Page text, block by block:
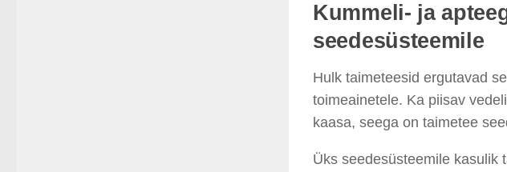
Kummeli- ja
seedesüsteemile
Hulk taimeteesid ergutavad
toimeainetele. Ka piisav
kaasa, seega on taimetee
Üks seedesüsteemile kasulik